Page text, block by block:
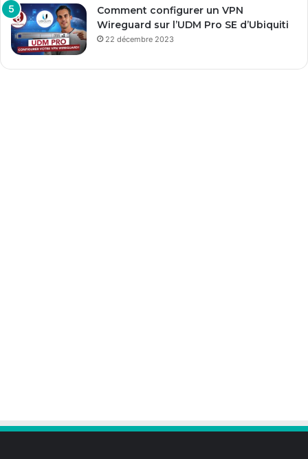
Comment configurer un VPN
Wireguard sur l’UDM Pro SE d’Ubiquiti
22 décembre 2023